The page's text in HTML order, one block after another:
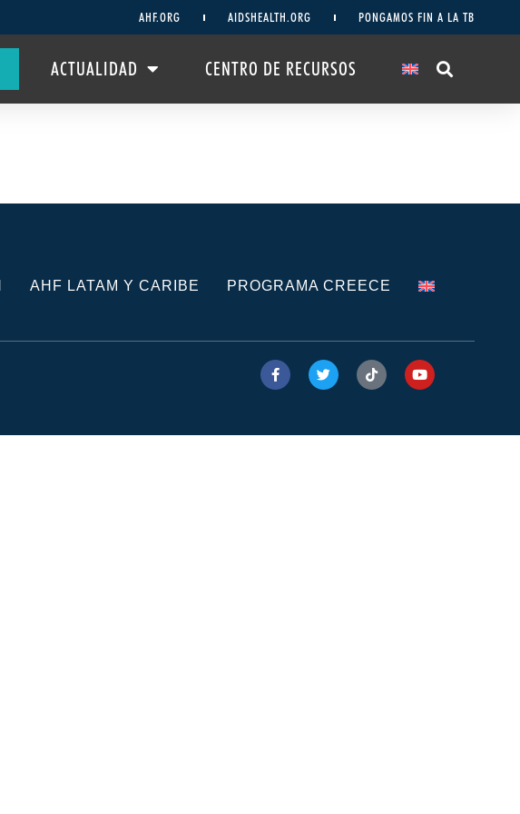
AHF.ORG AIDSHEALTH.ORG PONGAMOS FIN A LA TB
ACTUALIDAD CENTRO DE RECURSOS
AHF LATAM Y CARIBE PROGRAMA CREECE